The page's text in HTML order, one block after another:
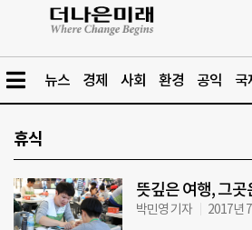
뉴스 경제 사회 환경 공익 국
휴식
뜻깊은 여행, 그곳
박민영 기자 2017년